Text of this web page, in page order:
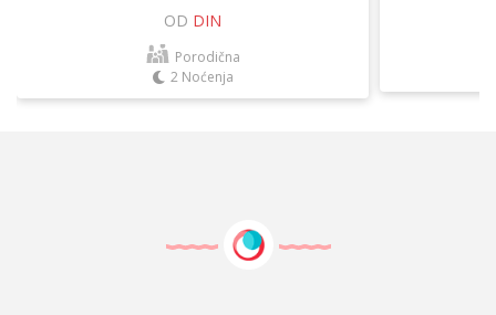
OD DIN
Porodična
2 Noćenja